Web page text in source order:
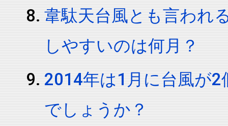
韋駄天台風とも言われ
しやすいのは何月？
2014年は1月に台風が
でしょうか？